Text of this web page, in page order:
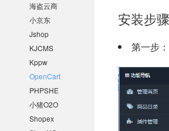
海盗云商
小京东
Jshop
KJCMS
Kppw
OpenCart
PHPSHE
小猪O2O
Shopex
安装步骤
第一步